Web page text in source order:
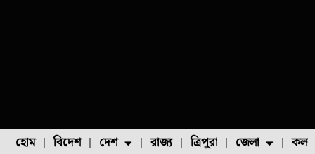
হোম বিদেশ দেশ রাজ্য ত্রিপুরা জেলা